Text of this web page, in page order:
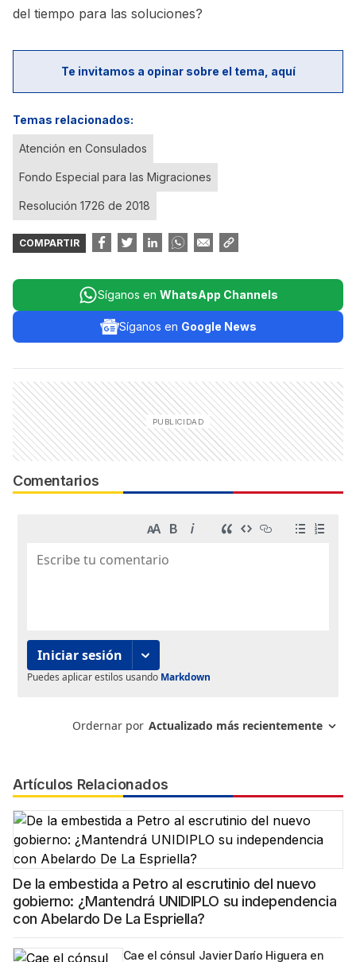
del tiempo para las soluciones?
Te invitamos a opinar sobre el tema, aquí
Temas relacionados:
Atención en Consulados
Fondo Especial para las Migraciones
Resolución 1726 de 2018
COMPARTIR
Síganos en WhatsApp Channels
Síganos en Google News
Comentarios
Artículos Relacionados
De la embestida a Petro al escrutinio del nuevo
gobierno: ¿Mantendrá UNIDIPLO su independencia
con Abelardo De La Espriella?
Cae el cónsul Javier Darío Higuera en